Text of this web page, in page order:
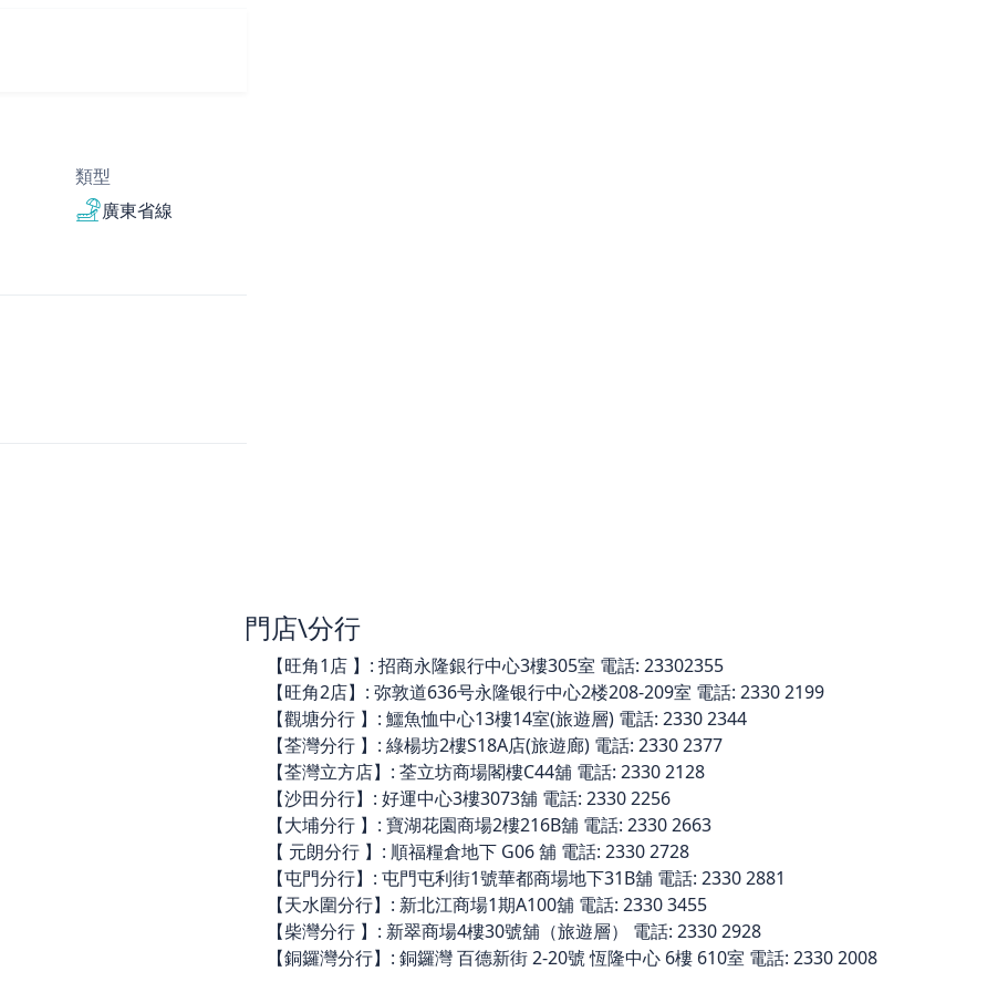
類型
廣東省線
門店\分行
【旺角1店 】: 招商永隆銀行中心3樓305室 電話: 23302355
【旺角2店】: 弥敦道636号永隆银行中心2楼208-209室 電話: 2330 2199
【觀塘分行 】: 鱷魚恤中心13樓14室(旅遊層) 電話: 2330 2344
【荃灣分行 】: 綠楊坊2樓S18A店(旅遊廊) 電話: 2330 2377
【荃灣立方店】: 荃立坊商場閣樓C44舖 電話: 2330 2128
【沙田分行】: 好運中心3樓3073舖 電話: 2330 2256
【大埔分行 】: 寶湖花園商場2樓216B舖 電話: 2330 2663
【 元朗分行 】: 順福糧倉地下 G06 舖 電話: 2330 2728
【屯門分行】: 屯門屯利街1號華都商場地下31B舖 電話: 2330 2881
【天水圍分行】: 新北江商場1期A100舖 電話: 2330 3455
【柴灣分行 】: 新翠商場4樓30號舖（旅遊層） 電話: 2330 2928
【銅鑼灣分行】: 銅鑼灣 百德新街 2-20號 恆隆中心 6樓 610室 電話: 2330 2008